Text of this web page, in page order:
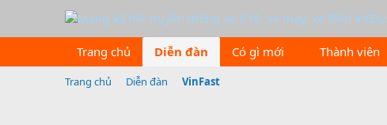
Trang chủ Diễn đàn Có gì mới Thành viên
Trang chủ Diễn đàn VinFast